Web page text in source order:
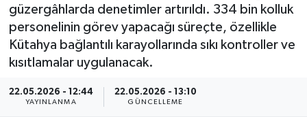
güzergâhlarda denetimler artırıldı. 334 bin kolluk
personelinin görev yapacağı süreçte, özellikle
Kütahya bağlantılı karayollarında sıkı kontroller ve
kısıtlamalar uygulanacak.
22.05.2026 - 12:44
YAYINLANMA
22.05.2026 - 13:10
GÜNCELLEME
Eleman
Emlak
Haber Arşivi